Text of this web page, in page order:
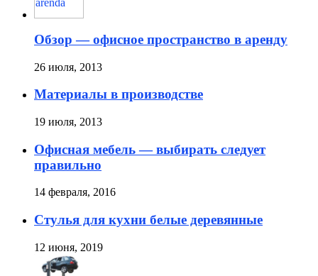
Обзор — офисное пространство в аренду
26 июля, 2013
Материалы в производстве
19 июля, 2013
Офисная мебель — выбирать следует
правильно
14 февраля, 2016
Стулья для кухни белые деревянные
12 июня, 2019